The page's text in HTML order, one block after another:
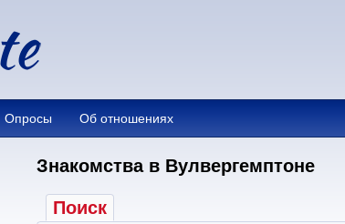
Опросы Об отношениях
Знакомства в Вулвергемптоне
Поиск